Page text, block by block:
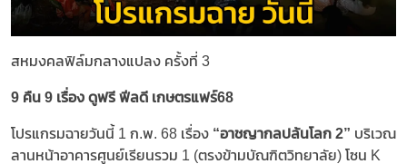
สหมงคลฟิล์มกลางแปลง ครั้งที่ 3
9 คืน 9 เรื่อง ดูฟรี ฟีลดี เกษตรแฟร์68
โปรแกรมฉายวันนี้ 1 ก.พ. 68 เรื่อง “อาชญากลปล้นโลก 2” บริเวณ
ลานหน้าอาคารศูนย์เรียนรวม 1 (ตรงข้ามบัณฑิตวิทยาลัย) โซน K